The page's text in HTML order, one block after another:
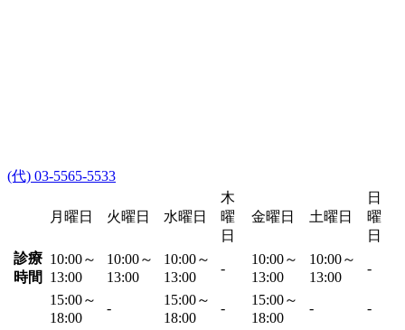
(代) 03-5565-5533
月曜日 火曜日 水曜日
木
曜
日
金曜日 土曜日
日
曜
日
診療
時間
10:00～
13:00
10:00～
13:00
10:00～
13:00
-
10:00～
13:00
10:00～
13:00
-
15:00～
18:00
-
15:00～
18:00
-
15:00～
18:00
-
-